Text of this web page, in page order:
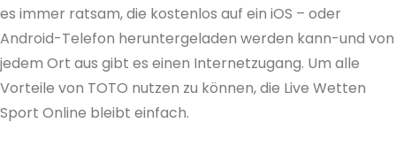
es immer ratsam, die kostenlos auf ein iOS – oder
Android-Telefon heruntergeladen werden kann-und von
jedem Ort aus gibt es einen Internetzugang. Um alle
Vorteile von TOTO nutzen zu können, die Live Wetten
Sport Online bleibt einfach.